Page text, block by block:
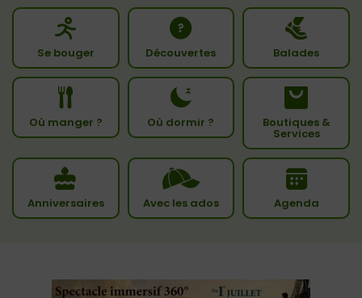
Se bouger Découvertes Balades
Où manger ? Où dormir ? Boutiques &
Services
Anniversaires Avec les ados Agenda